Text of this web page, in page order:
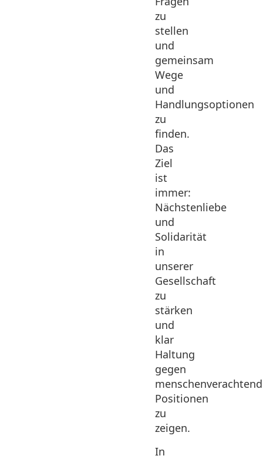
zu
stellen
und
gemeinsam
Wege
und
Handlungsoptionen
zu
finden.
Das
Ziel
ist
immer:
Nächstenliebe
und
Solidarität
in
unserer
Gesellschaft
zu
stärken
und
klar
Haltung
gegen
Positionen
zu
zeigen.
In